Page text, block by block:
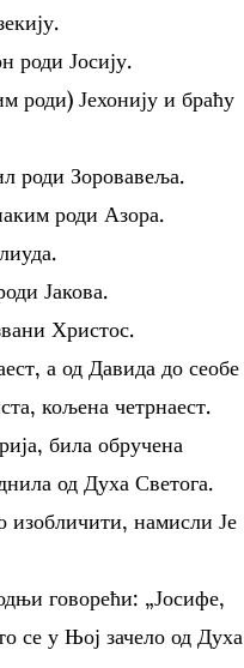
роди Јосију.
роди) Јехонију и браћу
роди Зоровавеља.
роди Азора.
Јакова.
Христос.
а од Давида до сеобе
кољена четрнаест.
била обручена
од Духа Светога.
изобличити, намисли Је
говорећи: „Јосифе,
се у Њој зачело од Духа